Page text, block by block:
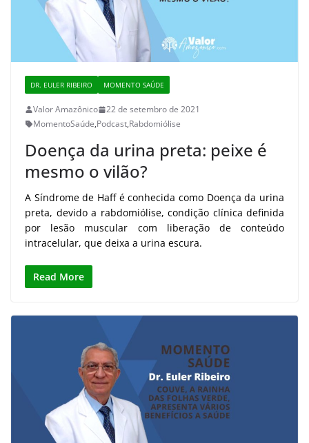
DR. EULER RIBEIRO MOMENTO SAÚDE
Valor Amazônico
22 de setembro de 2021
MomentoSaúde,Podcast,Rabdomiólise
Doença da urina preta: peixe é
mesmo o vilão?
A Síndrome de Haff é conhecida como Doença da urina
preta, devido a rabdomiólise, condição clínica definida
por lesão muscular com liberação de conteúdo
intracelular, que deixa a urina escura.
Read More